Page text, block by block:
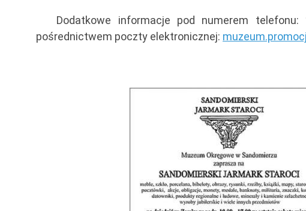
Dodatkowe informacje pod numerem telefonu:
pośrednictwem poczty elektronicznej: